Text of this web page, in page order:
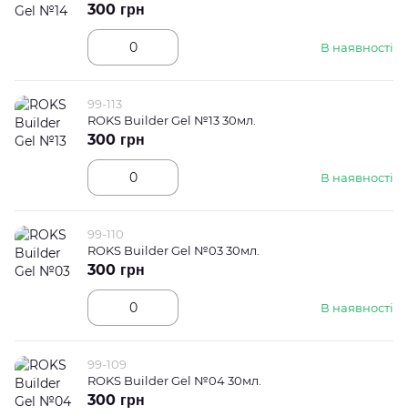
В наявності
300 грн
99-113
ROKS Builder Gel №13 30мл.
В наявності
300 грн
99-110
ROKS Builder Gel №03 30мл.
В наявності
300 грн
99-109
ROKS Builder Gel №04 30мл.
300 грн